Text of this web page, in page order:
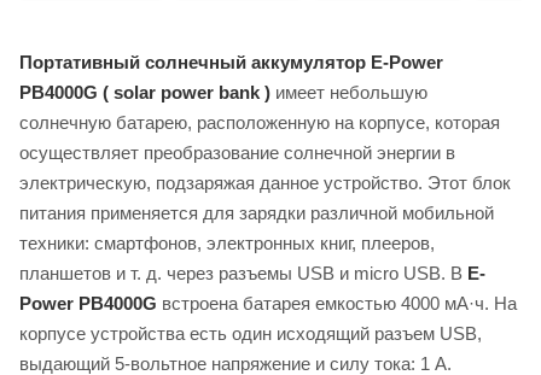
Портативный солнечный аккумулятор E-Power
PB4000G ( solar power bank ) имеет небольшую
солнечную батарею, расположенную на корпусе, которая
осуществляет преобразование солнечной энергии в
электрическую, подзаряжая данное устройство. Этот блок
питания применяется для зарядки различной мобильной
техники: смартфонов, электронных книг, плееров,
планшетов и т. д. через разъемы USB и micro USB. В E-
Power PB4000G встроена батарея емкостью 4000 мА·ч. На
корпусе устройства есть один исходящий разъем USB,
выдающий 5-вольтное напряжение и силу тока: 1 А.